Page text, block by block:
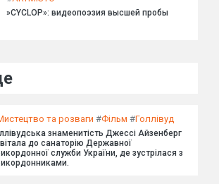
»CYCLOP»: видеопоэзия высшей пробы
та розваги #Фільм #Голлівуд
знаменитість Джессі Айзенберг
до санаторію Державної
служби України, де зустрілася з